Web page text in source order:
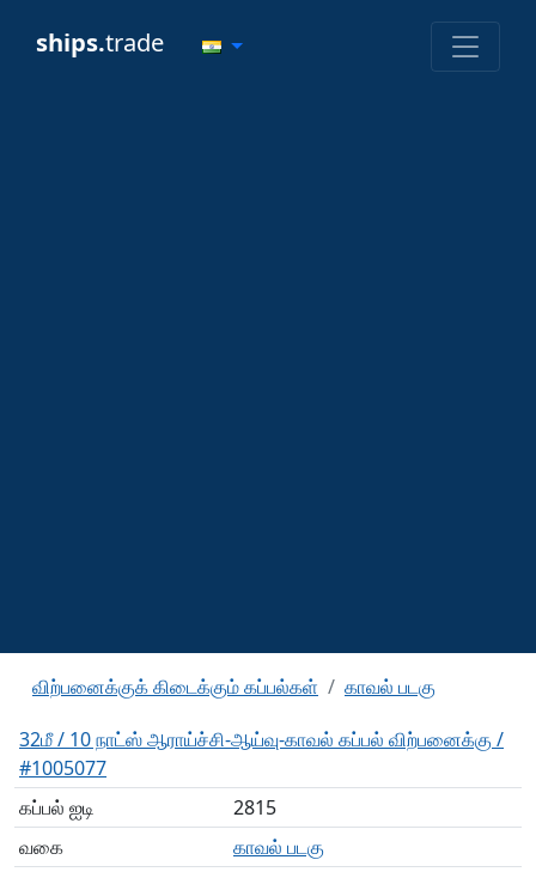
ships.trade
விற்பனைக்குக் கிடைக்கும் கப்பல்கள்
காவல் படகு
32மீ / 10 நாட்ஸ் ஆராய்ச்சி-ஆய்வு-காவல் கப்பல் விற்பனைக்கு /
#1005077
கப்பல் ஐடி
2815
வகை
காவல் படகு